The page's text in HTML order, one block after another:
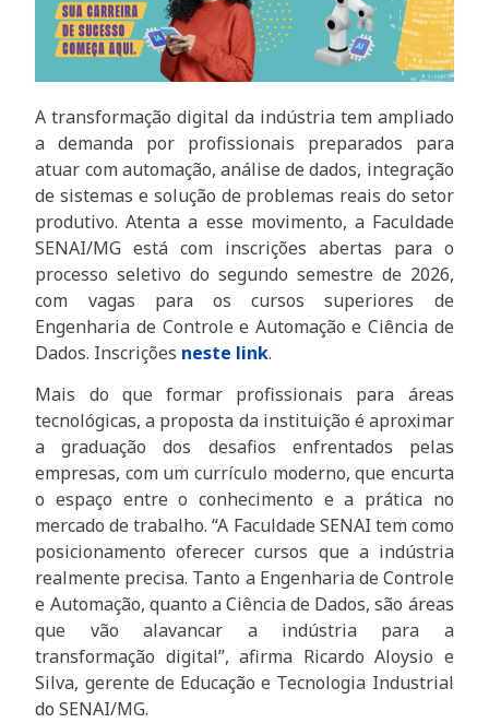
A transformação digital da indústria tem ampliado
a demanda por profissionais preparados para
atuar com automação, análise de dados, integração
de sistemas e solução de problemas reais do setor
produtivo. Atenta a esse movimento, a Faculdade
SENAI/MG está com inscrições abertas para o
processo seletivo do segundo semestre de 2026,
com vagas para os cursos superiores de
Engenharia de Controle e Automação e Ciência de
Dados. Inscrições neste link.
Mais do que formar profissionais para áreas
tecnológicas, a proposta da instituição é aproximar
a graduação dos desafios enfrentados pelas
empresas, com um currículo moderno, que encurta
o espaço entre o conhecimento e a prática no
mercado de trabalho. “A Faculdade SENAI tem como
posicionamento oferecer cursos que a indústria
realmente precisa. Tanto a Engenharia de Controle
e Automação, quanto a Ciência de Dados, são áreas
que vão alavancar a indústria para a
transformação digital”, afirma Ricardo Aloysio e
Silva, gerente de Educação e Tecnologia Industrial
do SENAI/MG.